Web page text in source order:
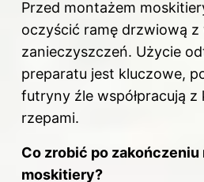
Przed montażem
oczyścić ramę drzwiową z
zanieczyszczeń. Użycie
preparatu jest kluczowe,
futryny źle współpracują z
rzepami.
Co zrobić po zakończeniu
moskitiery?